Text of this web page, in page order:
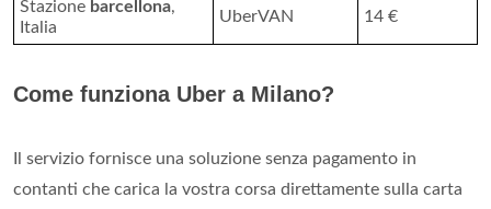
Stazione barcellona,
Italia
UberVAN 14 €
Come funziona Uber a Milano?
Il servizio fornisce una soluzione senza pagamento in
contanti che carica la vostra corsa direttamente sulla carta